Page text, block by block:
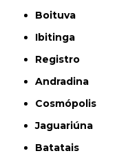
Boituva
Ibitinga
Registro
Andradina
Cosmópolis
Jaguariúna
Batatais